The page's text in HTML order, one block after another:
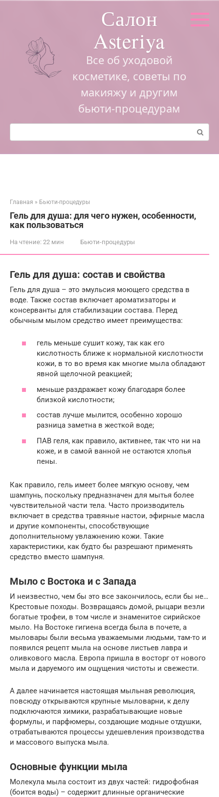
Салон
Asteriya
Все об уходовой
косметике, советы по
макияжу и другим
бьюти-процедурам
Поиск:
Главная » Бьюти-процедуры
Гель для душа: для чего нужен, особенности,
как пользоваться
На чтение: 22 мин Бьюти-процедуры
Гель для душа: состав и свойства
Гель для душа – это эмульсия моющего средства в
воде. Также состав включает ароматизаторы и
консерванты для стабилизации состава. Перед
обычным мылом средство имеет преимущества:
гель меньше сушит кожу, так как его
кислотность ближе к нормальной кислотности
кожи, в то во время как многие мыла обладают
явной щелочной реакцией;
меньше раздражает кожу благодаря более
близкой кислотности;
состав лучше мылится, особенно хорошо
разница заметна в жесткой воде;
ПАВ геля, как правило, активнее, так что ни на
коже, и в самой ванной не остаются хлопья
пены.
Как правило, гель имеет более мягкую основу, чем
шампунь, поскольку предназначен для мытья более
чувствительной части тела. Часто производитель
включает в средства травяные настои, эфирные масла
и другие компоненты, способствующие
дополнительному увлажнению кожи. Такие
характеристики, как будто бы разрешают применять
средство вместо шампуня.
Мыло с Востока и с Запада
И неизвестно, чем бы это все закончилось, если бы не…
Крестовые походы. Возвращаясь домой, рыцари везли
богатые трофеи, в том числе и знаменитое сирийское
мыло. На Востоке гигиена всегда была в почете, а
мыловары были весьма уважаемыми людьми, там-то и
появился рецепт мыла на основе листьев лавра и
оливкового масла. Европа пришла в восторг от нового
мыла и даруемого им ощущения чистоты и свежести.
А далее начинается настоящая мыльная революция,
повсюду открываются крупные мыловарни, к делу
подключаются химики, разрабатывающие новые
формулы, и парфюмеры, создающие модные отдушки,
отрабатываются процессы удешевления производства
и массового выпуска мыла.
Основные функции мыла
Молекула мыла состоит из двух частей: гидрофобная
(боится воды) – содержит длинные органические